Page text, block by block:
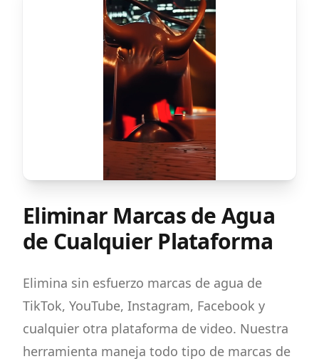
Eliminar Marcas de Agua
de Cualquier Plataforma
Elimina sin esfuerzo marcas de agua de
TikTok, YouTube, Instagram, Facebook y
cualquier otra plataforma de video. Nuestra
herramienta maneja todo tipo de marcas de